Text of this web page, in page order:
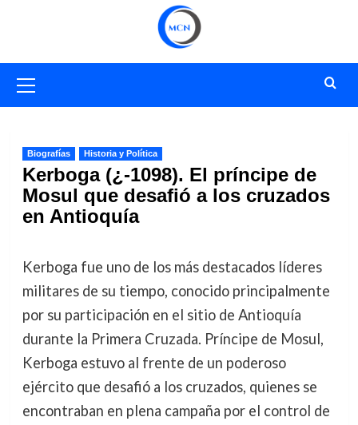
primario
Biografías Historia y Política
Kerboga (¿-1098). El príncipe de
Mosul que desafió a los cruzados
en Antioquía
Kerboga fue uno de los más destacados líderes
militares de su tiempo, conocido principalmente
por su participación en el sitio de Antioquía
durante la Primera Cruzada. Príncipe de Mosul,
Kerboga estuvo al frente de un poderoso
ejército que desafió a los cruzados, quienes se
encontraban en plena campaña por el control de